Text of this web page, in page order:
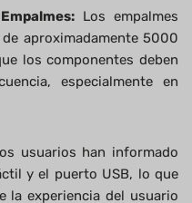
Los empalmes
aproximadamente 5000
los componentes deben
especialmente en
usuarios han informado
y el puerto USB, lo que
la experiencia del usuario